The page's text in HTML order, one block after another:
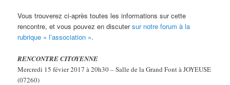
Vous trouverez ci-après toutes les informations sur cette
rencontre, et vous pouvez en discutersur notre forum à la
rubrique « l’association ».
RENCONTRE CITOYENNE
Mercredi 15 févier 2017 à 20h30 – Salle de la Grand Font à JOYEUSE
(07260)